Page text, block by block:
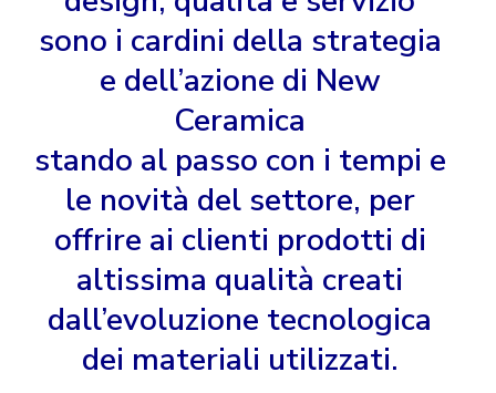
sono i cardini della strategia
e dell’azione di New
Ceramica
stando al passo con i tempi e
le novità del settore, per
offrire ai clienti prodotti di
altissima qualità creati
dall’evoluzione tecnologica
dei materiali utilizzati.